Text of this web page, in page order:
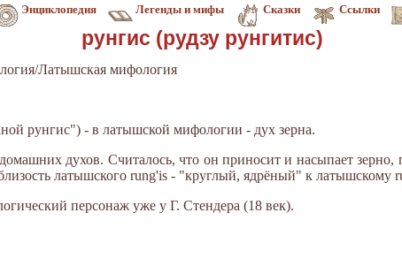
Энциклопедия Легенды и мифы Сказки Ссылки
рунгис (рудзу рунгитис)
Латышская мифология
рунгис") - в латышской мифологии - дух зерна.
духов. Считалось, что он приносит и насыпает зерно,
латышского rung'is - "круглый, ядрёный" к латышскому
персонаж уже у Г. Стендера (18 век).